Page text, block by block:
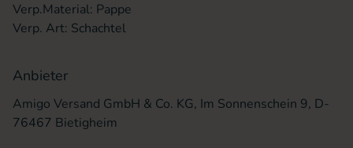
Verp.Material: Pappe
Verp. Art: Schachtel
Anbieter
Amigo Versand GmbH & Co. KG, Im Sonnenschein 9, D-
76467 Bietigheim